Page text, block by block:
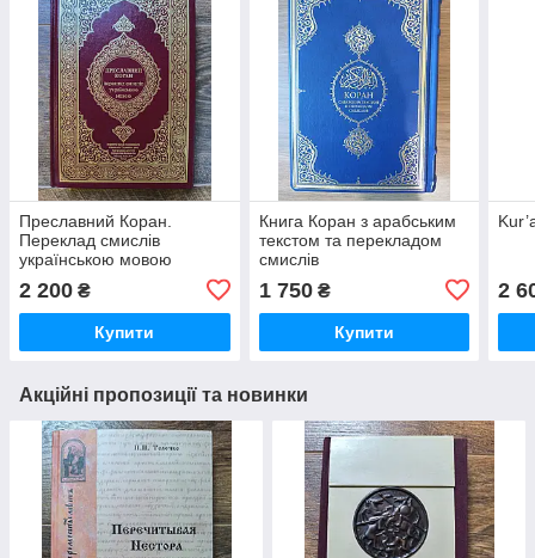
Преславний Коран.
Переклад смислів
українською мовою
2 200 ₴
Купити
Книга Коран з арабським
текстом та перекладом
смислів
1 750₴
Купити
2
Акційні пропозиції та новинки